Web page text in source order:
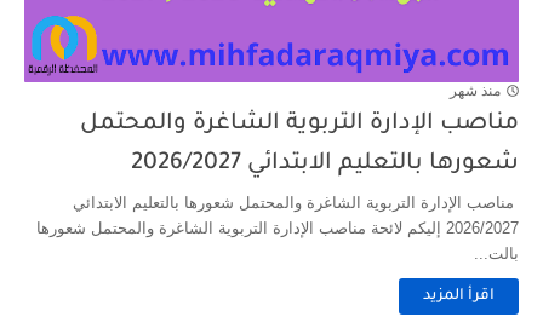
منذ شهر
مناصب الإدارة التربوية الشاغرة والمحتمل
شعورها بالتعليم الابتدائي 2026/2027
مناصب الإدارة التربوية الشاغرة والمحتمل شعورها بالتعليم الابتدائي
2026/2027 إليكم لائحة مناصب الإدارة التربوية الشاغرة والمحتمل شعورها
بالت...
اقرأ المزيد